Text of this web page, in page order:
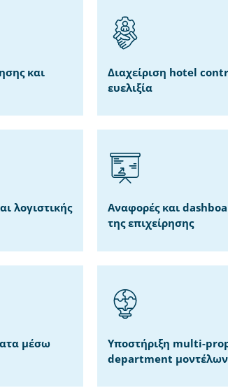
και
Διαχείριση hotel
ευελιξία
λογιστικής
Αναφορές και
της επιχείρησης
μέσω
Υποστήριξη multi-
department μοντέλων